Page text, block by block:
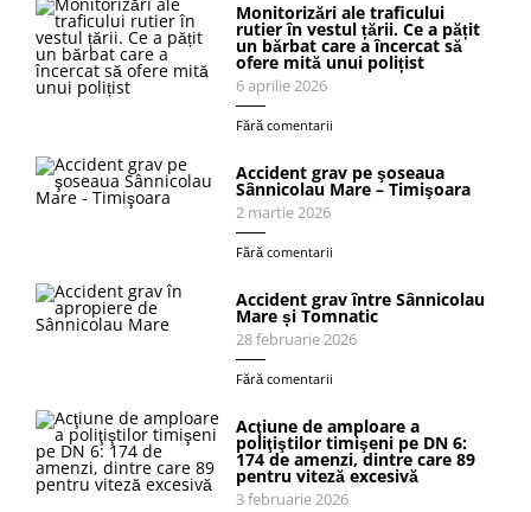
Monitorizări ale traficului
rutier în vestul țării. Ce a pățit
un bărbat care a încercat să
ofere mită unui polițist
6 aprilie 2026
Fără comentarii
Accident grav pe şoseaua
Sânnicolau Mare – Timişoara
2 martie 2026
Fără comentarii
Accident grav între Sânnicolau
Mare și Tomnatic
28 februarie 2026
Fără comentarii
Acţiune de amploare a
poliţiştilor timişeni pe DN 6:
174 de amenzi, dintre care 89
pentru viteză excesivă
3 februarie 2026